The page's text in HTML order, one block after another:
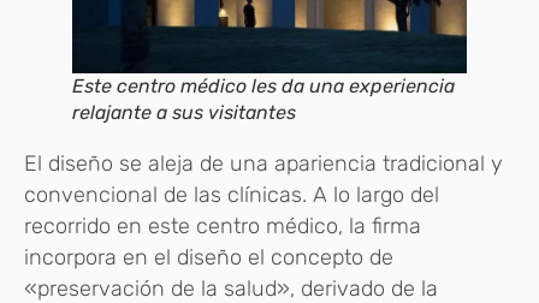
Este centro médico les da una experiencia
relajante a sus visitantes
El diseño se aleja de una apariencia tradicional y
convencional de las clínicas. A lo largo del
recorrido en este centro médico, la firma
incorpora en el diseño el concepto de
«preservación de la salud», derivado de la